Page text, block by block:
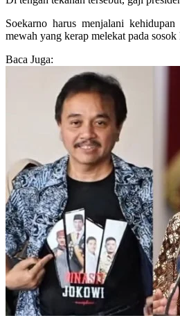
Soekarno harus menjalani
mewah yang kerap melekat pada sosok
Baca Juga: